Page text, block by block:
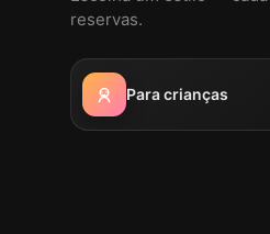
reservas.
Para crianças